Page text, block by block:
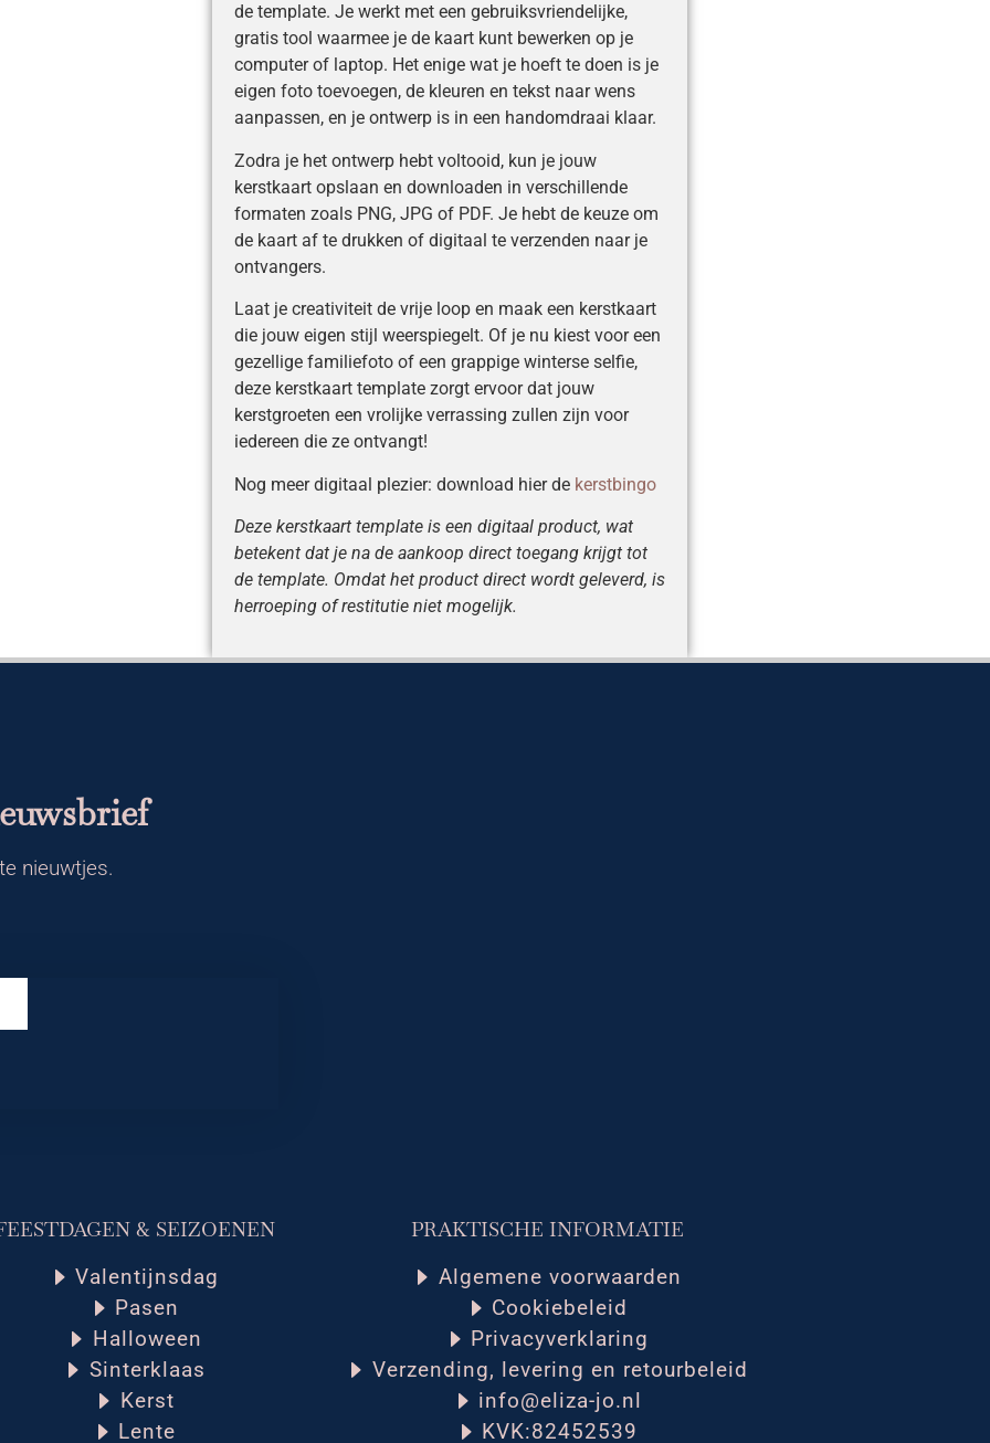
de template. Je werkt met een gebruiksvriendelijke,
gratis tool waarmee je de kaart kunt bewerken op je
computer of laptop. Het enige wat je hoeft te doen is je
eigen foto toevoegen, de kleuren en tekst naar wens
aanpassen, en je ontwerp is in een handomdraai klaar.
Zodra je het ontwerp hebt voltooid, kun je jouw
kerstkaart opslaan en downloaden in verschillende
formaten zoals PNG, JPG of PDF. Je hebt de keuze om
de kaart af te drukken of digitaal te verzenden naar je
ontvangers.
Laat je creativiteit de vrije loop en maak een kerstkaart
die jouw eigen stijl weerspiegelt. Of je nu kiest voor een
gezellige familiefoto of een grappige winterse selfie,
deze kerstkaart template zorgt ervoor dat jouw
kerstgroeten een vrolijke verrassing zullen zijn voor
iedereen die ze ontvangt!
Nog meer digitaal plezier: download hier de kerstbingo
Deze kerstkaart template is een digitaal product, wat
betekent dat je na de aankoop direct toegang krijgt tot
de template. Omdat het product direct wordt geleverd, is
herroeping of restitutie niet mogelijk.
nieuwtjes.
& SEIZOENEN
Valentijnsdag
Pasen
Halloween
Sinterklaas
Kerst
Lente
PRAKTISCHE INFORMATIE
Algemene voorwaarden
Cookiebeleid
Privacyverklaring
Verzending, levering en retourbeleid
info@eliza-jo.nl
KVK:82452539